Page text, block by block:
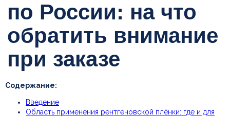
Содержание:
Введение
Область применения рентгеновской плёнки: где и для
Введение
Нажимая кнопку, вы соглашаетесь с
политикой конфиденциальности